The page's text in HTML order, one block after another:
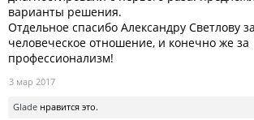
варианты решения.
Отдельное спасибо Александру Светлову
человеческое отношение, и конечно же за
профессионализм!
3 мар 2017
Glade нравится это.